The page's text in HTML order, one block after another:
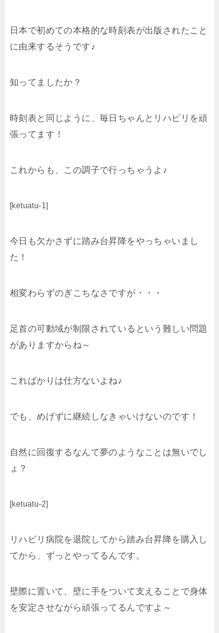
日本で初めての本格的な時刻表が出版されたこと
に由来するそうです♪
知ってましたか？
時刻表と同じように、毎日ちゃんとリハビリを頑
張ってます！
これからも、この調子で行っちゃうよ♪
[ketuatu-1]
今日も欠かさずに踏み台昇降をやっちゃいまし
た！
相変わらずのぎこちなさですが・・・
足首の可動域が制限されているという難しい問題
がありますからね～
こればかりは仕方ないよね♪
でも、めげずに継続しなきゃいけないのです！
自然に回復するなんて夢のようなことは無いでし
ょ？
[ketuatu-2]
リハビリ病院を退院してから踏み台昇降を購入し
てから、ずっとやってるんです。
壁際に置いて、壁に手をついて支えることで身体
を安定させながら頑張ってるんですよ～